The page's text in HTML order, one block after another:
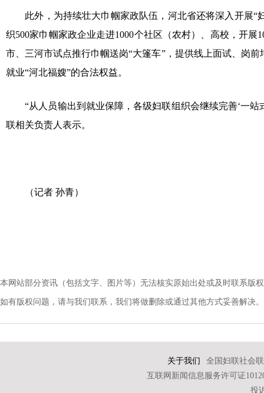
此外，为持续壮大巾帼家政队伍，河北省还将深入开展“
织500家巾帼家政企业走进1000个社区（农村）、高校，开
市、三河市试点推行巾帼送岗“大篷车”，提供线上面试、岗
就业“河北福嫂”的合法权益。
“从人员输出到就业保障，各级妇联组织会继续完善‘一站
联相关负责人表示。
（记者 孙青）
本网站部分资讯（包括文字、图片等）无法核实原始出处或及时联系版
如有版权问题，请与我们联系，我们将做删除或通过其他方式妥善解决。
关于我们
全国妇联社会
互联网新闻信息服务许可证
投